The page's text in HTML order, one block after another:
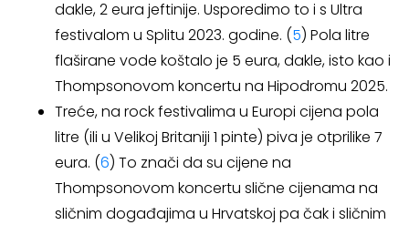
dakle, 2 eura jeftinije. Usporedimo to i s Ultra
festivalom u Splitu 2023. godine. (5) Pola litre
flaširane vode koštalo je 5 eura, dakle, isto kao i
Thompsonovom koncertu na Hipodromu 2025.
Treće, na rock festivalima u Europi cijena pola
litre (ili u Velikoj Britaniji 1 pinte) piva je otprilike 7
eura. (6) To znači da su cijene na
Thompsonovom koncertu slične cijenama na
sličnim događajima u Hrvatskoj pa čak i sličnim